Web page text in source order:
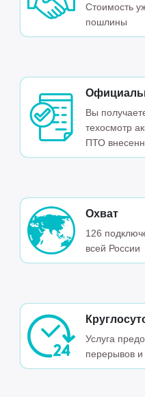
Стоимость
пошлины
Вы
техосмотр
ПТО
Охват
126
всей России
Услуга
перерывов